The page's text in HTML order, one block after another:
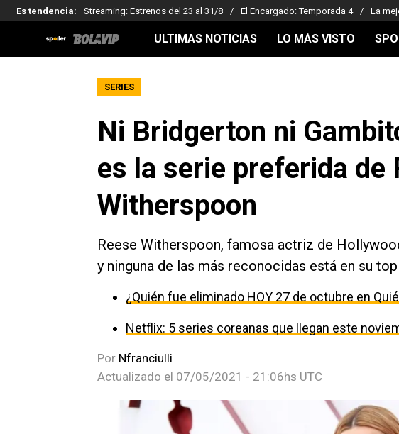
Es tendencia: Streaming: Estrenos del 23 al 31/8 El Encargado: Temporada 4 La
ULTIMAS NOTICIAS LO MÁS VISTO
SERIES
Ni Bridgerton ni
es la serie preferida de
Witherspoon
Reese Witherspoon, famosa actriz de
y ninguna de las más reconocidas está en su
¿Quién fue eliminado HOY 27 de octubre en
Netflix: 5 series coreanas que llegan este
Por Nfranciulli
Actualizado el 07/05/2021 - 21:06hs UTC